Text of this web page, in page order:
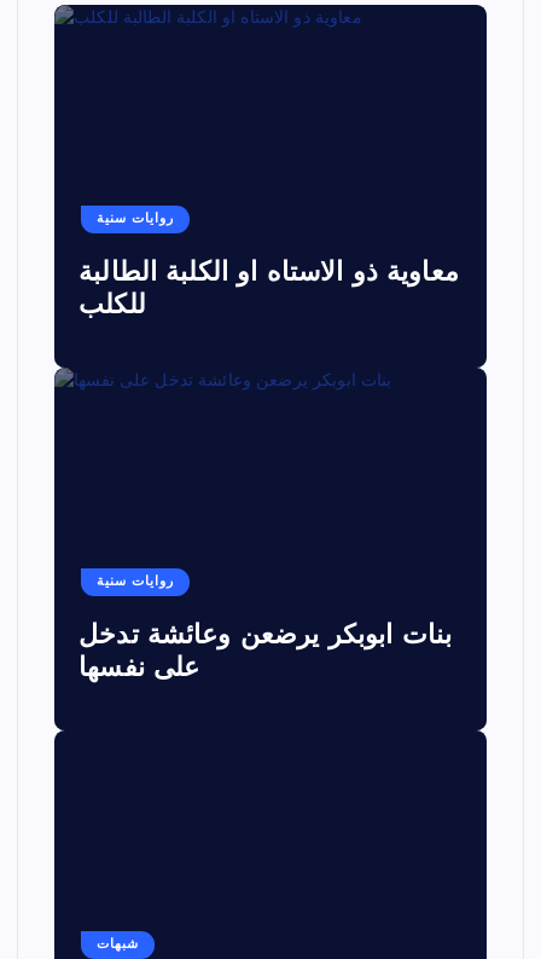
روايات سنية
معاوية ذو الاستاه او الكلبة الطالبة
للكلب
روايات سنية
بنات ابوبكر يرضعن وعائشة تدخل
على نفسها
شبهات